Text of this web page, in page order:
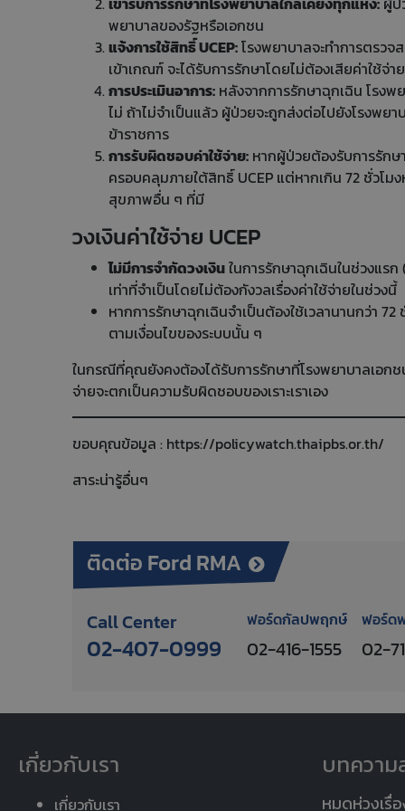
พยาบาลของรัฐหรือเอกชน
แจ้งการใช้สิทธิ์ UCEP:โรงพยาบาลจะทำการตรวจ
เข้าเกณฑ์ จะได้รับการรักษาโดยไม่ต้องเสียค่าใช้จ่า
การประเมินอาการ:หลังจากการรักษาฉุกเฉิน โรงพ
ไม่ ถ้าไม่จำเป็นแล้ว ผู้ป่วยจะถูกส่งต่อไปยังโรงพ
ข้าราชการ
การรับผิดชอบค่าใช้จ่าย:หากผู้ป่วยต้องรับการรักษา
ครอบคลุมภายใต้สิทธิ์ UCEP แต่หากเกิน 72 ชั่วโ
สุขภาพอื่น ๆ ที่มี
วงเงินค่าใช้จ่าย UCEP
ไม่มีการจำกัดวงเงินในการรักษาฉุกเฉินในช่วงแร
เท่าที่จำเป็นโดยไม่ต้องกังวลเรื่องค่าใช้จ่ายในช่วงนี้
หากการรักษาฉุกเฉินจำเป็นต้องใช้เวลานานกว่า
ตามเงื่อนไขของระบบนั้น ๆ
ในกรณีที่คุณยังคงต้องได้รับการรักษาที่โรงพยาบาลเอกช
จ่ายจะตกเป็นความรับผิดชอบของเราะเราเอง
ขอบคุณข้อมูล : https://policywatch.thaipbs.or.th/
สาระน่ารู้อื่นๆ
ติดต่อ Ford RMA
Call Center
02-407-0999
ฟอร์ดกัลปพฤกษ์
02-416-1555
ฟอร์ด
02-
เกี่ยวกับเรา
เกี่ยวกับเรา
บทควา
หมดห่วงเรื่